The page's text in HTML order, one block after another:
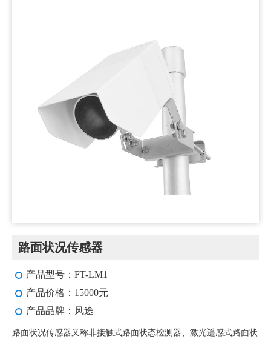
路面状况传感器
产品型号：FT-LM1
产品价格：15000元
产品品牌：风途
路面状况传感器又称非接触式路面状态检测器、激光遥感式路面状